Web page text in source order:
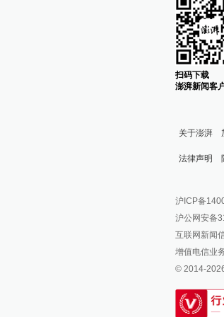
扫码下载
澎湃新闻客
关于澎湃
法律声明
报料邮
沪ICP备
沪公网安备
互联网新闻
增值电信业
© 2014-